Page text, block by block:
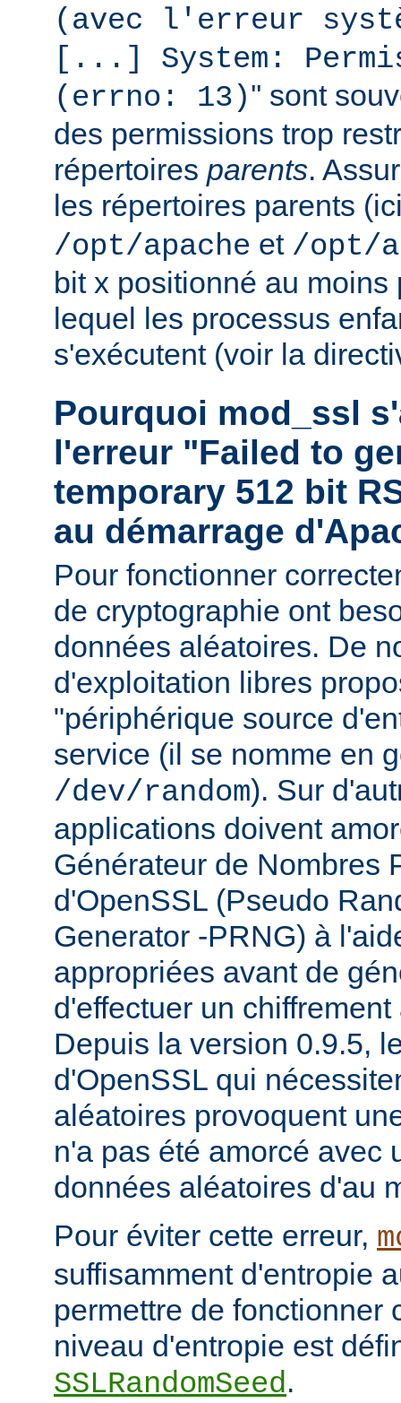
(avec l'erreur
[...] System:
(errno: 13)'' sont
des permissions trop
répertoires parents.
les répertoires parents
/opt/apache et /opt/
bit x positionné au moins
lequel les processus
s'exécutent (voir la
Pourquoi mod_ssl
l'erreur "Failed to
temporary 512 bit
au démarrage
Pour fonctionner
de cryptographie ont
données aléatoires. De
d'exploitation libres
"périphérique source
service (il se nomme en
/dev/random). Sur
applications doivent
Générateur de Nombres
d'OpenSSL (Pseudo
Generator -PRNG) à
appropriées avant de
d'effectuer un
Depuis la version 0.9.5,
d'OpenSSL qui
aléatoires provoquent
n'a pas été amorcé avec
données aléatoires d'au
Pour éviter cette erreur,
suffisamment d'entropie
permettre de fonctionner
niveau d'entropie est
SSLRandomSeed.